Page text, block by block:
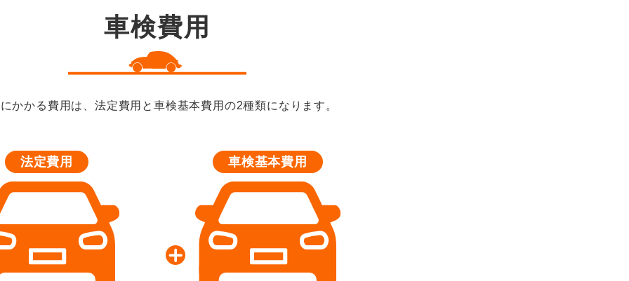
車検費用
かかる費用は、法定費用と車検基本費用の2種類になります。
法定費用 車検基本費用